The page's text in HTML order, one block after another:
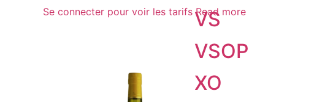
VS
VSOP
XO
Se connecter pour voir les tarifs Read more